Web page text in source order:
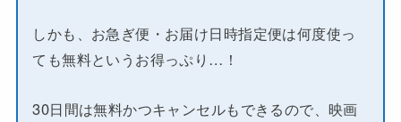
しかも、お急ぎ便・お届け日時指定便は何度使っ
ても無料というお得っぷり…！
30日間は無料かつキャンセルもできるので、映画